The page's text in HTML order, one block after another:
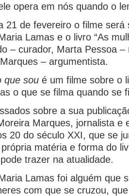
opera em nós quando o
21 de fevereiro o filme será
Lamas e o livro “As
– curador, Marta Pessoa –
– argumentista.
que sou é um filme sobre o
o que se filma quando se
sobre a sua
Marques, jornalista e
20 do século XXI, que se
matéria e forma do
trazer na atualidade.
Lamas foi alguém que
com que se cruzou,